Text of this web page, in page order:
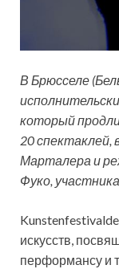
В Брюсселе
который
20 спектаклей,
Марталера и
Фуко,
искусств,
перформансу и